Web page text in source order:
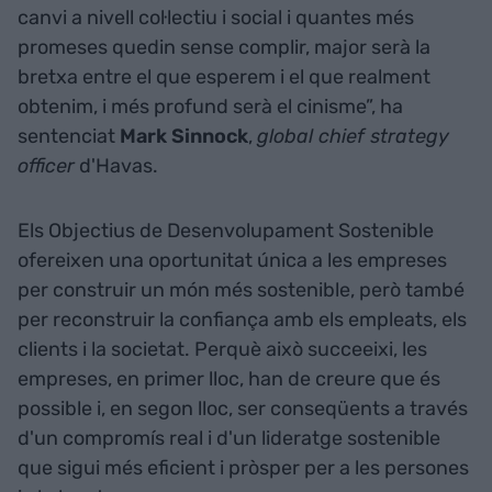
canvi a nivell col·lectiu i social i quantes més
promeses quedin sense complir, major serà la
bretxa entre el que esperem i el que realment
obtenim, i més profund serà el cinisme”, ha
sentenciat Mark Sinnock, global chief strategy
officer d'Havas.
Els Objectius de Desenvolupament Sostenible
ofereixen una oportunitat única a les empreses
per construir un món més sostenible, però també
per reconstruir la confiança amb els empleats, els
clients i la societat. Perquè això succeeixi, les
empreses, en primer lloc, han de creure que és
possible i, en segon lloc, ser conseqüents a través
d'un compromís real i d'un lideratge sostenible
que sigui més eficient i pròsper per a les persones